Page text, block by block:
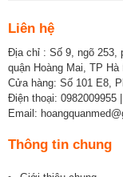
Liên hệ
Địa chỉ : Số 9, ngõ 253,
quận Hoàng Mai, TP Hà
Cửa hàng: Số 101 E8,
Điện thoại: 0982009955
Email:
Thông tin chung